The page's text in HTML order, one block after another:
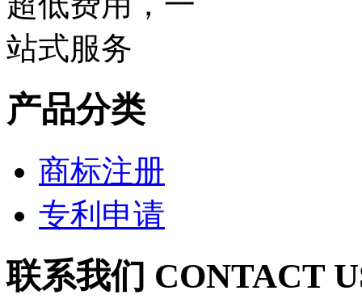
产品分类
商标注册
专利申请
联系我们 CONTACT